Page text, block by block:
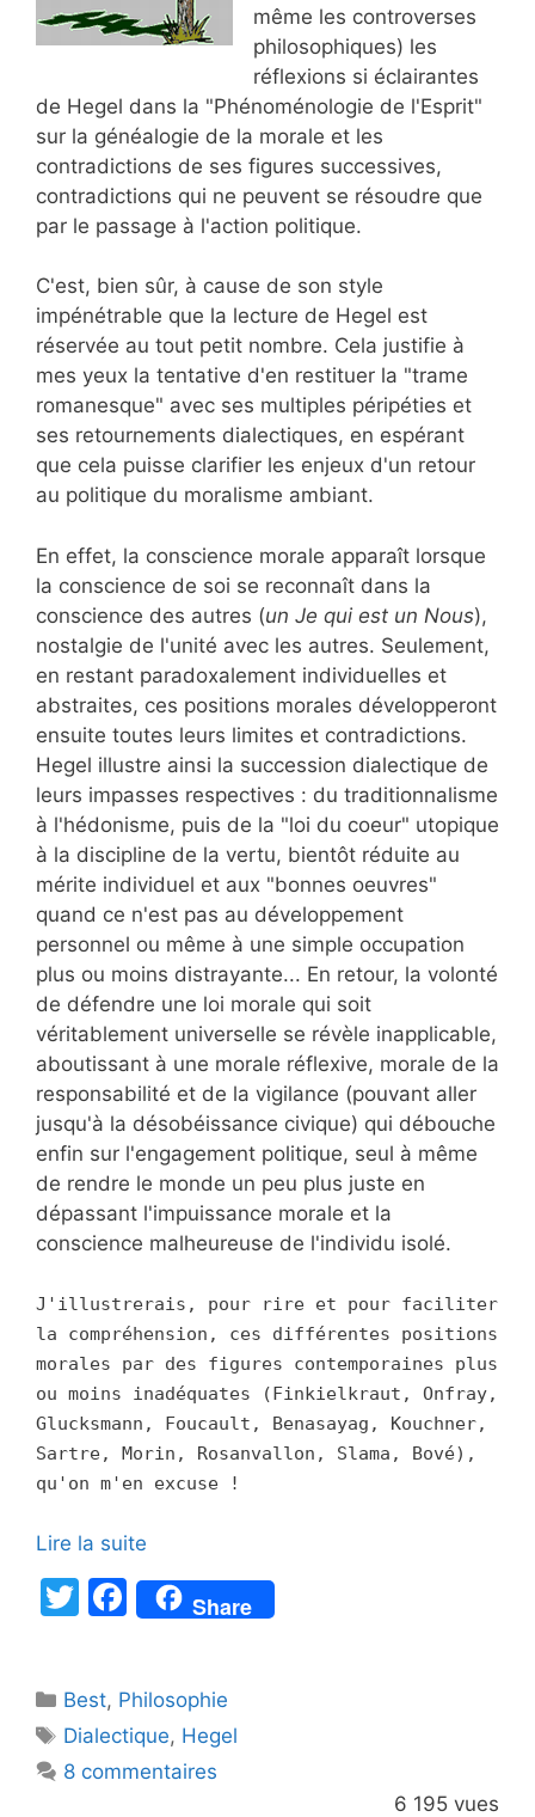
même les controverses
philosophiques) les
réflexions si éclairantes
de Hegel dans la "Phénoménologie de l'Esprit"
sur la généalogie de la morale et les
contradictions de ses figures successives,
contradictions qui ne peuvent se résoudre que
par le passage à l'action politique.
C'est, bien sûr, à cause de son style
impénétrable que la lecture de Hegel est
réservée au tout petit nombre. Cela justifie à
mes yeux la tentative d'en restituer la "trame
romanesque" avec ses multiples péripéties et
ses retournements dialectiques, en espérant
que cela puisse clarifier les enjeux d'un retour
au politique du moralisme ambiant.
En effet, la conscience morale apparaît lorsque
la conscience de soi se reconnaît dans la
conscience des autres (un Je qui est un Nous),
nostalgie de l'unité avec les autres. Seulement,
en restant paradoxalement individuelles et
abstraites, ces positions morales développeront
ensuite toutes leurs limites et contradictions.
Hegel illustre ainsi la succession dialectique de
leurs impasses respectives : du traditionnalisme
à l'hédonisme, puis de la "loi du coeur" utopique
à la discipline de la vertu, bientôt réduite au
mérite individuel et aux "bonnes oeuvres"
quand ce n'est pas au développement
personnel ou même à une simple occupation
plus ou moins distrayante... En retour, la volonté
de défendre une loi morale qui soit
véritablement universelle se révèle inapplicable,
aboutissant à une morale réflexive, morale de la
responsabilité et de la vigilance (pouvant aller
jusqu'à la désobéissance civique) qui débouche
enfin sur l'engagement politique, seul à même
de rendre le monde un peu plus juste en
dépassant l'impuissance morale et la
conscience malheureuse de l'individu isolé.
J'illustrerais, pour rire et pour faciliter
la compréhension, ces différentes positions
morales par des figures contemporaines plus
ou moins inadéquates (Finkielkraut, Onfray,
Glucksmann, Foucault, Benasayag, Kouchner,
Sartre, Morin, Rosanvallon, Slama, Bové),
qu'on m'en excuse !
Lire la suite
T
er
F
a
e
b
o
Share
Catégories
Best, Philosophie
Étiquettes
Dialectique, Hegel
8 commentaires
6 195 vues